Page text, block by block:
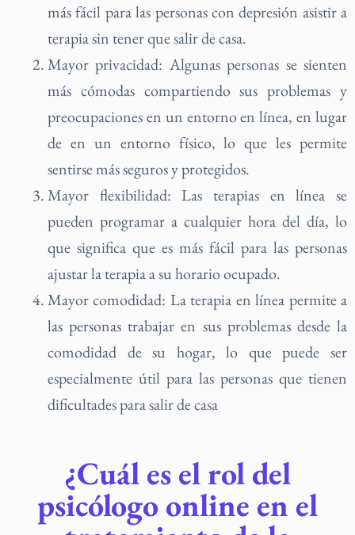
más fácil para las personas con depresión asistir a
terapia sin tener que salir de casa.
Mayor privacidad: Algunas personas se sienten
más cómodas compartiendo sus problemas y
preocupaciones en un entorno en línea, en lugar
de en un entorno físico, lo que les permite
sentirse más seguros y protegidos.
Mayor flexibilidad: Las terapias en línea se
pueden programar a cualquier hora del día, lo
que significa que es más fácil para las personas
ajustar la terapia a su horario ocupado.
Mayor comodidad: La terapia en línea permite a
las personas trabajar en sus problemas desde la
comodidad de su hogar, lo que puede ser
especialmente útil para las personas que tienen
dificultades para salir de casa
¿Cuál es el rol del
psicólogo online en el